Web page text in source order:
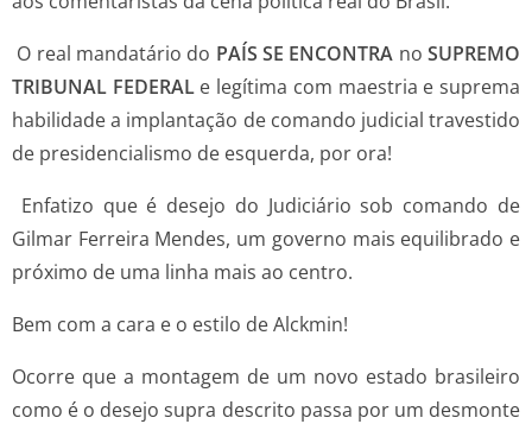
O real mandatário do PAÍS SE ENCONTRA noSUPREMO
TRIBUNAL FEDERALe legítima com maestria e suprema
habilidade a implantação de comando judicial travestido
de presidencialismo de esquerda, por ora!
Enfatizo que é desejo do Judiciário sob comando de
Gilmar Ferreira Mendes, um governo mais equilibrado e
próximo de uma linha mais ao centro.
Bem com a cara e o estilo de Alckmin!
Ocorre que a montagem de um novo estado brasileiro
como é o desejo supra descrito passa por um desmonte